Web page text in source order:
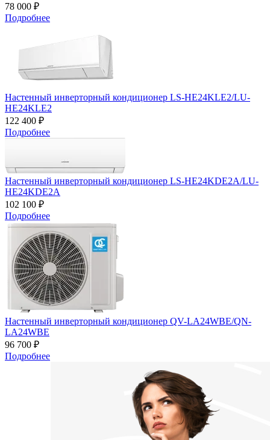
78 000 ₽
Подробнее
Настенный инверторный кондиционер LS-HE24KLE2/LU-
HE24KLE2
122 400 ₽
Подробнее
Настенный инверторный кондиционер LS-HE24KDE2A/LU-
HE24KDE2A
102 100 ₽
Подробнее
Настенный инверторный кондиционер QV-LA24WBE/QN-
LA24WBE
96 700 ₽
Подробнее